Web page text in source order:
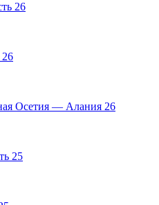
26
26
Осетия — Алания 26
25